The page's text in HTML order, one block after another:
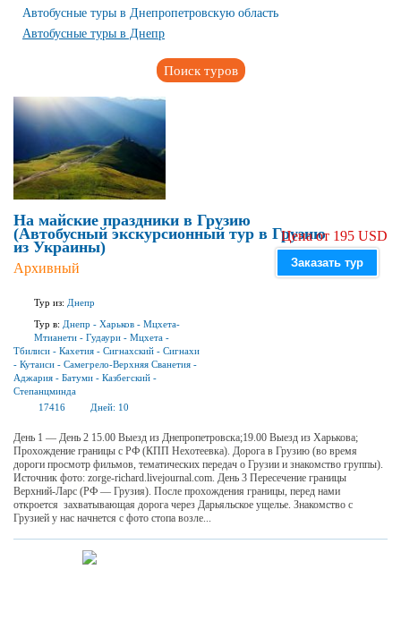
Автобусные туры в Днепропетровскую область
Автобусные туры в Днепр
Поиск туров
На майские праздники в Грузию
(Автобусный экскурсионный тур в Грузию
из Украины)
Архивный
Тур из: Днепр
Тур в: Днепр - Харьков - Мцхета-
Мтианети - Гудаури - Мцхета -
Тбилиси - Кахетия - Сигнахский - Сигнахи
- Кутаиси - Самегрело-Верхняя Сванетия -
Аджария - Батуми - Казбегский -
Степанцминда
17416
Дней: 10
Цена от 195 USD
Заказать тур
День 1 — День 2 15.00 Выезд из Днепропетровска;19.00 Выезд из Харькова;
Прохождение границы с РФ (КПП Нехотеевка). Дорога в Грузию (во время
дороги просмотр фильмов, тематических передач о Грузии и знакомство группы).
Источник фото: zorge-richard.livejournal.com. День 3 Пересечение границы
Верхний-Ларс (РФ — Грузия). После прохождения границы, перед нами
откроется захватывающая дорога через Дарьяльское ущелье. Знакомство с
Грузией у нас начнется с фото стопа возле...